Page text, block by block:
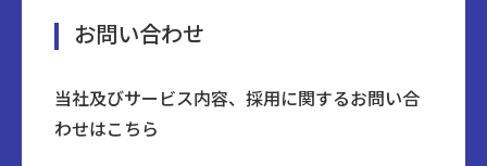
お問い合わせ
当社及びサービス内容、採用に関するお問い合
わせはこちら